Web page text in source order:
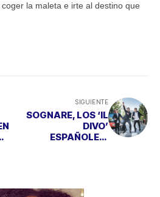
la maleta e irte al destino que
SIGUIENTE
SOGNARE, LOS ‘IL
DIVO’
ESPAÑOLES,